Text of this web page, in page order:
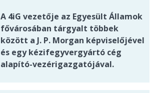
A 4iG vezetője az Egyesült Államok
fővárosában tárgyalt többek
között a J. P. Morgan képviselőjével
és egy kézifegyvergyártó cég
alapító-vezérigazgatójával.